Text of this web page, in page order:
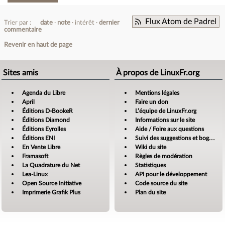
Flux Atom de Padrel
Trier par : date note intérêt
dernier
commentaire
Revenir en haut de page
Sites amis
Agenda du Libre
April
Éditions D-BookeR
Éditions Diamond
Éditions Eyrolles
Éditions ENI
En Vente Libre
Framasoft
La Quadrature du Net
Lea-Linux
Open Source Initiative
Imprimerie Grafik Plus
À propos de LinuxFr.org
Mentions légales
Faire un don
L’équipe de LinuxFr.org
Informations sur le site
Aide / Foire aux questions
Suivi des suggestions et bogues
Wiki du site
Règles de modération
Statistiques
API pour le développement
Code source du site
Plan du site